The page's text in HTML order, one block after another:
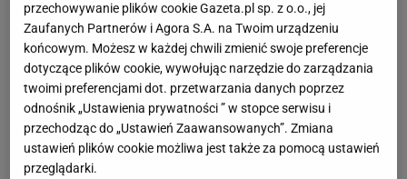
finału Wielkiego Szlema. "Duma Polski"
Oficjalne konto na Twitterze Rolanda Garrosa dało
wymowny komentarz "Duma Polski", zamieszczając
pod nim zdjęciepolskiejtenisistki, a na nim napis:
"Pierwsza polska kobieta w erze open, która
osiągnęła finał Rolanda Garrosa".
przechowywanie plików cookie Gazeta.pl sp. z o.o., jej
Zaufanych Partnerów i Agora S.A. na Twoim urządzeniu
końcowym. Możesz w każdej chwili zmienić swoje preferencje
dotyczące plików cookie, wywołując narzędzie do zarządzania
twoimi preferencjami dot. przetwarzania danych poprzez
odnośnik „Ustawienia prywatności ” w stopce serwisu i
przechodząc do „Ustawień Zaawansowanych”. Zmiana
ustawień plików cookie możliwa jest także za pomocą ustawień
przeglądarki.